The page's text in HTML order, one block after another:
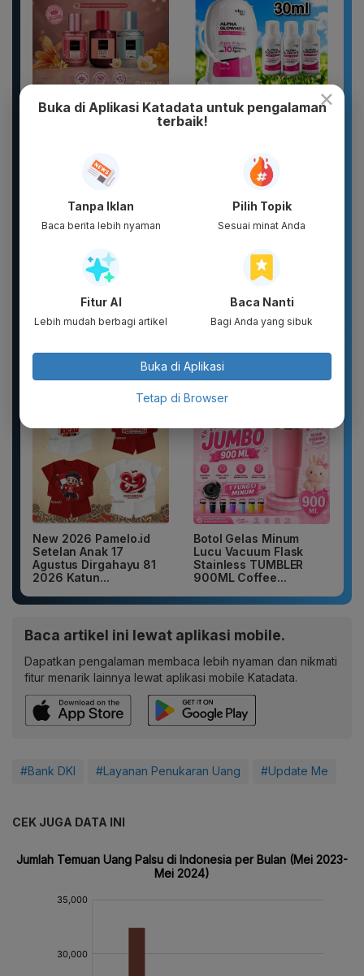
DIKIRIM 2 BOTOL
WHITE INC Alpha Glow
White Body Lotion
Sandal Pria Wanita
Slip Cepat Kering Anti...
Basic Package -
ITEM ) - DAVIENA
SKINCARE
New 2026 Pamelo.id
Setelan Anak 17
Agustus Dirgahayu 81
2026 Katun...
Botol Gelas Minum
Lucu Vacuum Flask
Stainless TUMBLER
900ML Coffee...
Baca artikel ini lewat aplikasi mobile.
Dapatkan pengalaman membaca lebih nyaman dan nikmati
fitur menarik lainnya lewat aplikasi mobile Katadata.
#Bank DKI #Layanan Penukaran Uang #Update Me
CEK JUGA DATA INI
×
Buka di Aplikasi Katadata untuk pengalaman
terbaik!
Tanpa Iklan
Baca berita lebih nyaman
Pilih Topik
Sesuai minat Anda
Fitur AI
Lebih mudah berbagi artikel
Baca Nanti
Bagi Anda yang sibuk
Buka di Aplikasi
Tetap di Browser